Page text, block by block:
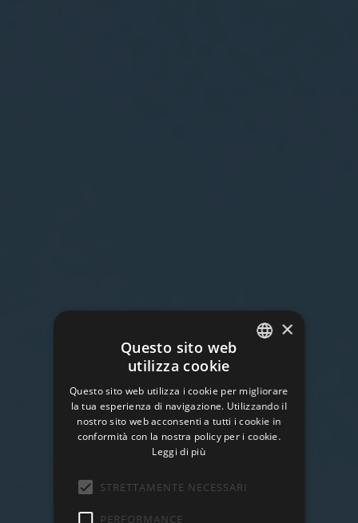
ENGLISH
×
Questo sito web
utilizza cookie
Questo sito web utilizza i cookie per migliorare
la tua esperienza di navigazione. Utilizzando il
nostro sito web acconsenti a tutti i cookie in
conformità con la nostra policy per i cookie.
Leggi di più
STRETTAMENTE NECESSARI
PERFORMANCE